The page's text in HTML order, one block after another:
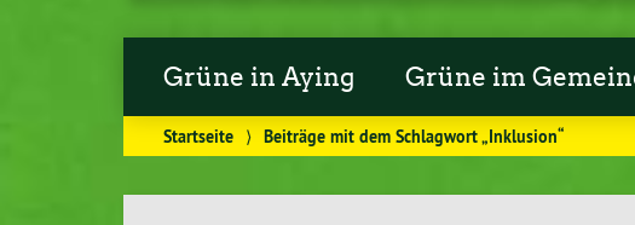
Grüne in Aying Grüne im
Startseite ⟩ Beiträge mit dem Schlagwort „Inklusion“